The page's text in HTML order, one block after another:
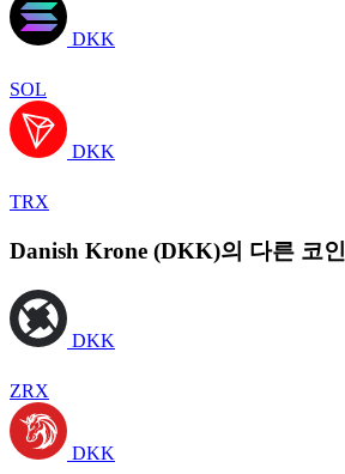
DKK
SOL
DKK
TRX
Danish Krone (DKK)의 다른 코인
DKK
ZRX
DKK